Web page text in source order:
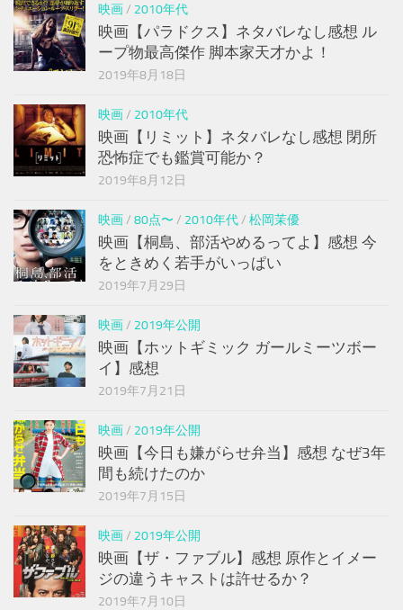
映画/ 2010年代
映画【パラドクス】ネタバレなし感想 ル
ープ物最高傑作 脚本家天才かよ！
2019年8月18日
映画/ 2010年代
映画【リミット】ネタバレなし感想 閉所
恐怖症でも鑑賞可能か？
2019年8月12日
映画/ 80点〜 / 2010年代/ 松岡茉優
映画【桐島、部活やめるってよ】感想 今
をときめく若手がいっぱい
2019年7月29日
映画/ 2019年公開
映画【ホットギミック ガールミーツボー
イ】感想
2019年7月21日
映画/ 2019年公開
映画【今日も嫌がらせ弁当】感想 なぜ3年
間も続けたのか
2019年7月15日
映画/ 2019年公開
映画【ザ・ファブル】感想 原作とイメー
ジの違うキャストは許せるか？
2019年7月10日